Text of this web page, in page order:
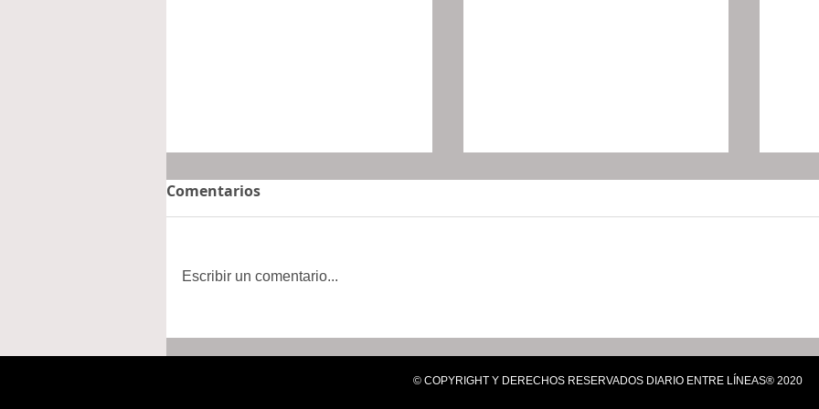
Sheinbaum firma decreto
para fortalecer
México y Japón crean
grupo para reforzar lazos
económicos en medio de
Comentarios
Escribir un comentario...
© COPYRIGHT Y DERECHOS RESERVADOS DIARIO ENTRE LÍNEAS® 2020